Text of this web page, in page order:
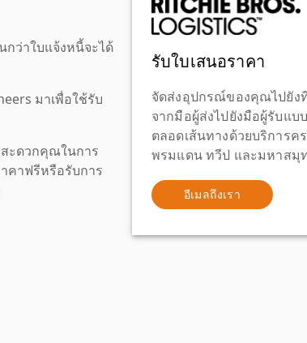
ว่าใบแจ้งหนี้จะได้
มาเพื่อใช้รับ
สะดวกคุณในการ
คาฟรีหรือรับการ
รับใบเสนอราคา
จัดส่งอุปกรณ์ของคุณไปยัง
จากมือผู้ส่งไปยังมือผู้รับแบ
ตลอดเส้นทางด้วยบริการ
พรมแดน ทวีป และมหาสมุ
อีเมลถึงเรา